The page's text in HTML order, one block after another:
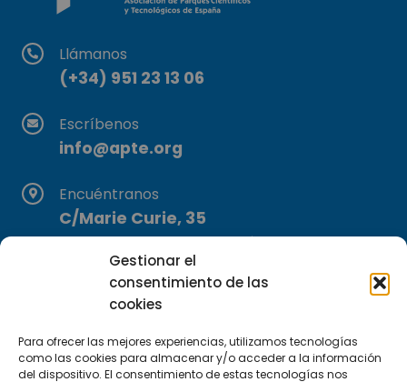
Gestionar el
consentimiento de las
cookies
Para ofrecer las mejores experiencias, utilizamos tecnologías
como las cookies para almacenar y/o acceder a la información
del dispositivo. El consentimiento de estas tecnologías nos
Llámanos
(+34) 951 23 13 06
Escríbenos
info@apte.org
Encuéntranos
C/Marie Curie, 35
29590 Campanillas, Málaga